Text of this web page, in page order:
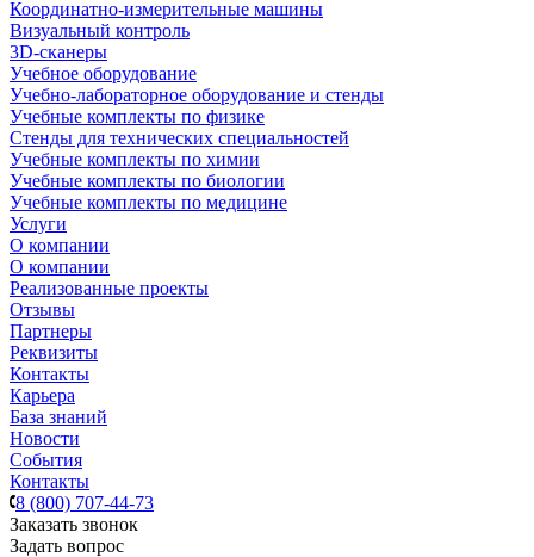
Координатно-измерительные машины
Визуальный контроль
3D-сканеры
Учебное оборудование
Учебно-лабораторное оборудование и стенды
Учебные комплекты по физике
Стенды для технических специальностей
Учебные комплекты по химии
Учебные комплекты по биологии
Учебные комплекты по медицине
Услуги
О компании
О компании
Реализованные проекты
Отзывы
Партнеры
Реквизиты
Контакты
Карьера
База знаний
Новости
События
Контакты
8 (800) 707-44-73
Заказать звонок
Задать вопрос